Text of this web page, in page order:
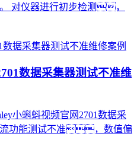
对仪器进行初步检测，
数据采集器测试不准维
小蝌蚪视频官网2701数据采
功能测试不准，数值偏